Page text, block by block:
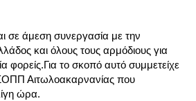
σε άμεση συνεργασία με την
και όλους τους αρμόδιους για
φορείς.Για το σκοπό αυτό συμμετείχε
Αιτωλοακαρνανίας που
ώρα.